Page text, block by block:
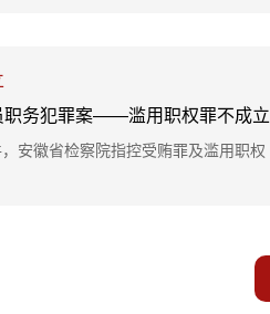
职务犯罪案——滥用职权罪不成立
安徽省检察院指控受贿罪及滥用职权